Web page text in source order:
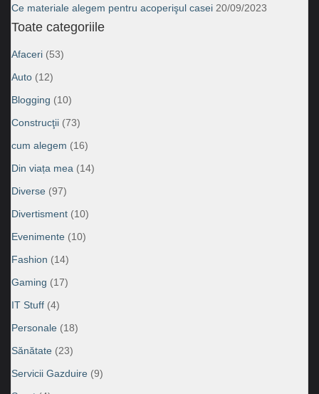
Ce materiale alegem pentru acoperişul casei 20/09/2023
Toate categoriile
Afaceri (53)
Auto (12)
Blogging (10)
Construcţii (73)
cum alegem (16)
Din viața mea (14)
Diverse (97)
Divertisment (10)
Evenimente (10)
Fashion (14)
Gaming (17)
IT Stuff (4)
Personale (18)
Sănătate (23)
Servicii Gazduire (9)